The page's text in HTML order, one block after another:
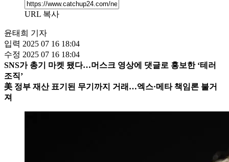
URL 복사
윤태희 기자
입력 2025 07 16 18:04
수정 2025 07 16 18:04
SNS가 총기 마켓 됐다…머스크 영상에 댓글로 홍보한 ‘테러
조직’
美 정부 재산 표기된 무기까지 거래…엑스·메타 책임론 불거
져